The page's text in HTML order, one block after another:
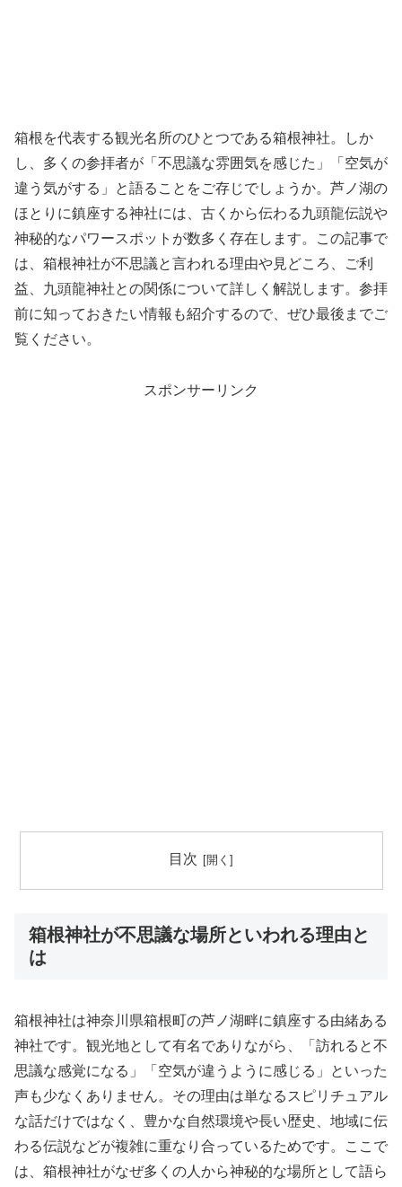
箱根を代表する観光名所のひとつである箱根神社。しか
し、多くの参拝者が「不思議な雰囲気を感じた」「空気が
違う気がする」と語ることをご存じでしょうか。芦ノ湖の
ほとりに鎮座する神社には、古くから伝わる九頭龍伝説や
神秘的なパワースポットが数多く存在します。この記事で
は、箱根神社が不思議と言われる理由や見どころ、ご利
益、九頭龍神社との関係について詳しく解説します。参拝
前に知っておきたい情報も紹介するので、ぜひ最後までご
覧ください。
スポンサーリンク
目次
箱根神社が不思議な場所といわれる理由と
は
箱根神社は神奈川県箱根町の芦ノ湖畔に鎮座する由緒ある
神社です。観光地として有名でありながら、「訪れると不
思議な感覚になる」「空気が違うように感じる」といった
声も少なくありません。その理由は単なるスピリチュアル
な話だけではなく、豊かな自然環境や長い歴史、地域に伝
わる伝説などが複雑に重なり合っているためです。ここで
は、箱根神社がなぜ多くの人から神秘的な場所として語ら